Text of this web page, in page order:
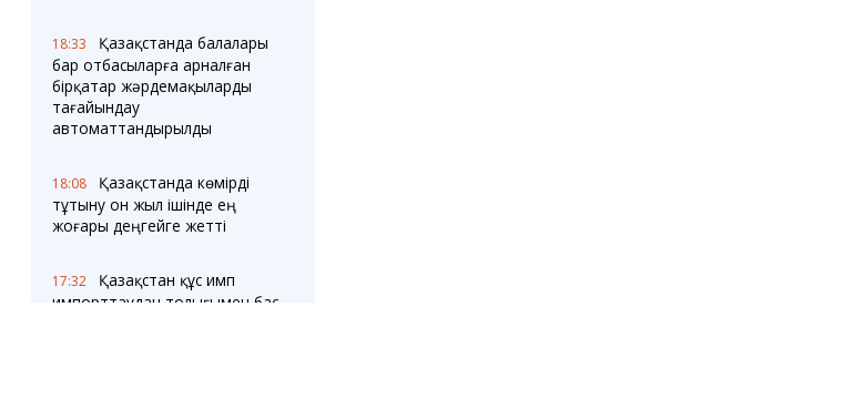
18:33
Қазақстанда балалары
бар отбасыларға арналған
бірқатар жәрдемақыларды
тағайындау
автоматтандырылды
18:08
Қазақстанда көмірді
тұтыну он жыл ішінде ең
жоғары деңгейге жетті
17:32
Қазақстан құс имп
импорттаудан толығымен бас